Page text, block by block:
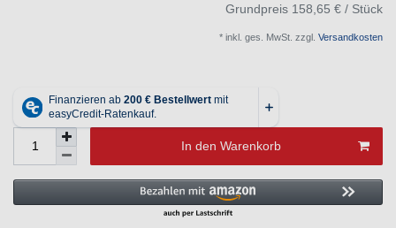
Grundpreis 158,65 € / Stück
* inkl. ges. MwSt. zzgl. Versandkosten
In den Warenkorb